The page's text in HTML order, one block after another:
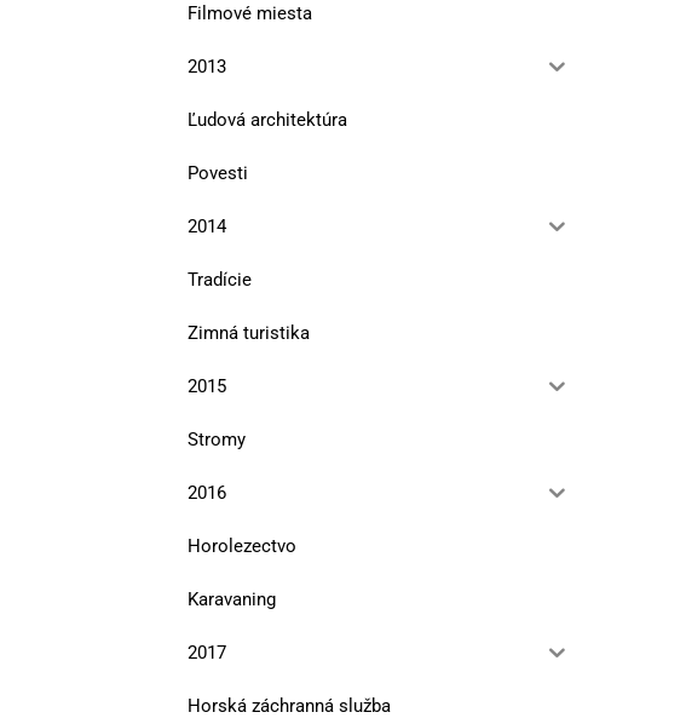
Filmové miesta
2013
Ľudová architektúra
Povesti
2014
Tradície
Zimná turistika
2015
Stromy
2016
Horolezectvo
Karavaning
2017
Horská záchranná služba